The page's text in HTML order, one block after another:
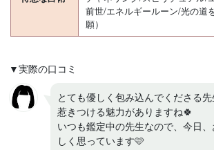
前世/エネルギールーン/光の道
願）
▼実際の口コミ
とても優しく包み込んでくださる先
惹きつける魅力がありますね🍀
いつも鑑定中の先生なので、今日
しく思っています🩷